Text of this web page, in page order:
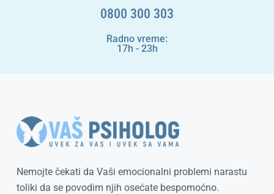
0800 300 303
Radno vreme:
17h - 23h
Nemojte čekati da Vaši emocionalni problemi narastu
toliki da se povodim njih osećate bespomoćno.